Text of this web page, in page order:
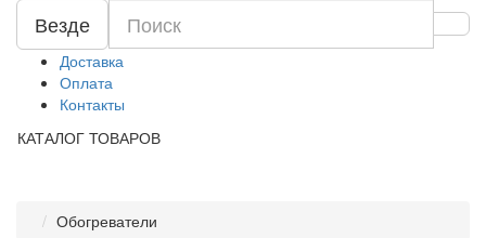
Везде
Доставка
Оплата
Контакты
КАТАЛОГ ТОВАРОВ
Обогреватели